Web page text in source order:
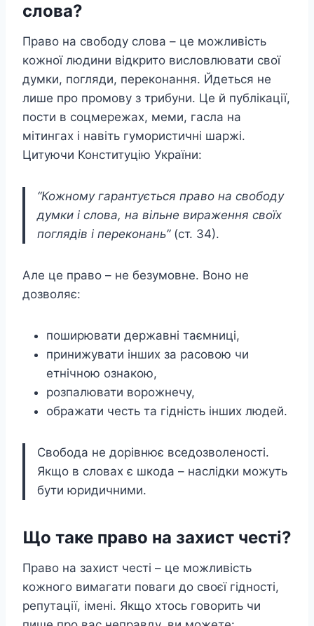
слова?
Право на свободу слова – це можливість
кожної людини відкрито висловлювати свої
думки, погляди, переконання. Йдеться не
лише про промову з трибуни. Це й публікації,
пости в соцмережах, меми, гасла на
мітингах і навіть гумористичні шаржі.
Цитуючи Конституцію України:
“Кожному гарантується право на свободу
думки і слова, на вільне вираження своїх
поглядів і переконань”(ст. 34).
Але це право – не безумовне. Воно не
дозволяє:
поширювати державні таємниці,
принижувати інших за расовою чи
етнічною ознакою,
розпалювати ворожнечу,
ображати честь та гідність інших людей.
Свобода не дорівнює вседозволеності.
Якщо в словах є шкода – наслідки можуть
бути юридичними.
Що таке право на захист честі?
Право на захист честі – це можливість
кожного вимагати поваги до своєї гідності,
репутації, імені. Якщо хтось говорить чи